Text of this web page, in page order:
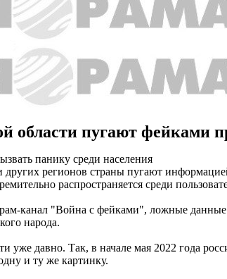
области пугают фейками
панику среди населения
других регионов страны пугают
распространяется среди
канал "Война с фейками", ложные
народа.
уже давно. Так, в начале мая 2022 года
и ту же картинку.